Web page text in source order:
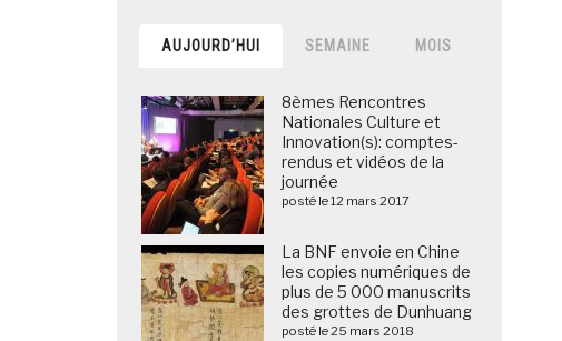
AUJOURD’HUI SEMAINE MOIS
8èmes Rencontres
Nationales Culture et
Innovation(s): comptes-
rendus et vidéos de la
journée
posté le 12 mars 2017
La BNF envoie en Chine
les copies numériques de
plus de 5 000 manuscrits
des grottes de Dunhuang
posté le 25 mars 2018